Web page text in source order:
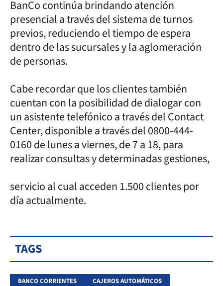
BanCo continúa brindando atención
presencial a través del sistema de turnos
previos, reduciendo el tiempo de espera
dentro de las sucursales y la aglomeración
de personas.
Cabe recordar que los clientes también
cuentan con la posibilidad de dialogar con
un asistente telefónico a través del Contact
Center, disponible a través del 0800-444-
0160 de lunes a viernes, de 7 a 18, para
realizar consultas y determinadas gestiones,
servicio al cual acceden 1.500 clientes por
día actualmente.
TAGS
BANCO CORRIENTES
CAJEROS AUTOMÁTICOS